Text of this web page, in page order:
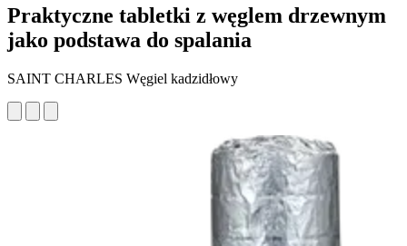
Praktyczne tabletki z węglem drzewnym
jako podstawa do spalania
SAINT CHARLES Węgiel kadzidłowy